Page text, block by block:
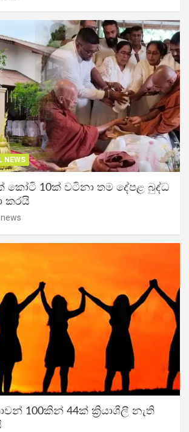
NEWS
කෝටි 10ක් වටිනා තම දේපළ බුද්ධ
කරයි
100කින් 44ක් ක්‍රියාශීලී නැති